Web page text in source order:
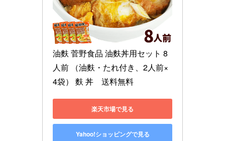
油麩 菅野食品 油麩丼用セット 8
人前 （油麩・たれ付き、2人前×
4袋） 麩 丼　送料無料
楽天市場で見る
Yahoo!ショッピングで見る